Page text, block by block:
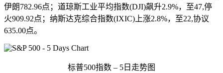
伊朗782.96点；道琼斯工业平均指数(DJI)飙升2.9%，至47,停
火909.92点；纳斯达克综合指数(IXIC)上涨2.8%，至22,协议
635.00点。
标普500指数 – 5日走势图